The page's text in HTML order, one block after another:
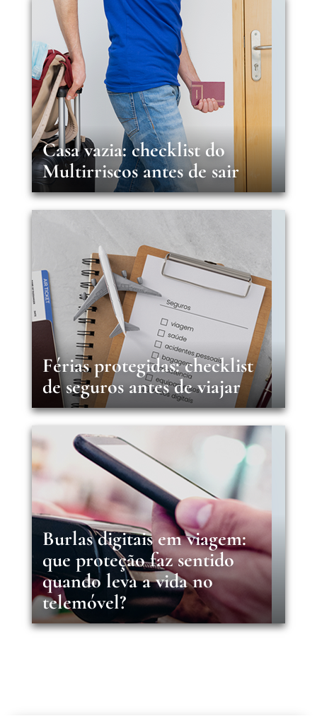
Casa vazia: checklist do
Multirriscos antes de sair
Férias protegidas: checklist
de seguros antes de viajar
Burlas digitais em viagem:
que proteção faz sentido
quando leva a vida no
telemóvel?